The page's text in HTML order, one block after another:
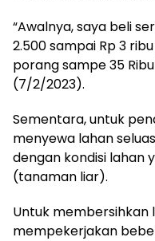
“Awalnya, saya beli
2.500 sampai Rp 3
porang sampe 35
(7/2/2023).
Sementara, untuk
menyewa lahan
dengan kondisi lahan
(tanaman liar).
Untuk membersihkan
mempekerjakan